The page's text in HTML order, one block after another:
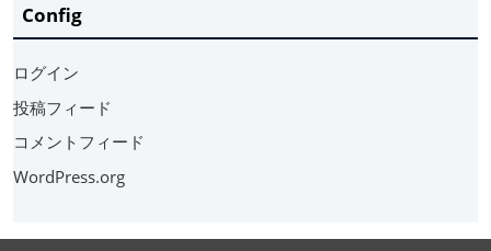
Config
ログイン
投稿フィード
コメントフィード
WordPress.org